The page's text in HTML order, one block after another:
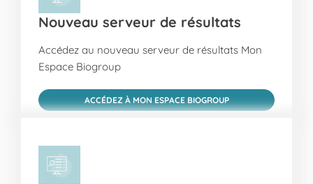
Nouveau serveur de résultats
Accédez au nouveau serveur de résultats Mon
Espace Biogroup
ACCÉDEZ À MON ESPACE BIOGROUP